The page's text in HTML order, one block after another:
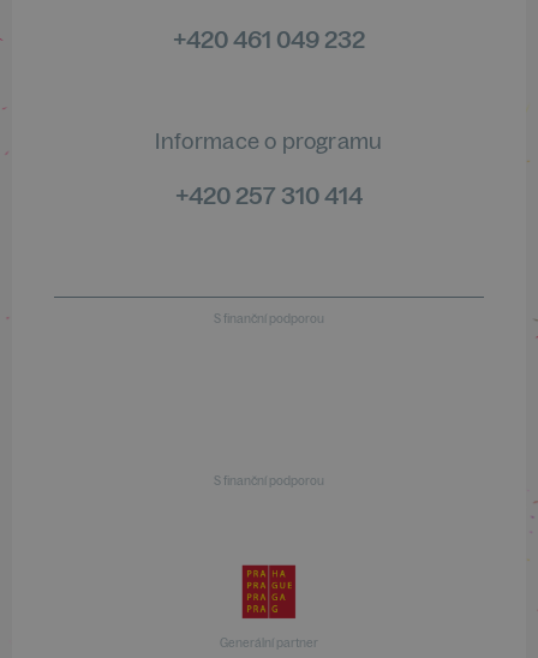
+420 461 049 232
Informace o programu
+420 257 310 414
S finanční podporou
S finanční podporou
Generální partner